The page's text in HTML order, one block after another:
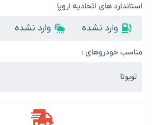
استاندارد های اتحادیه اروپا
وارد نشده وارد نشده
مناسب خودروهای :
تویوتا